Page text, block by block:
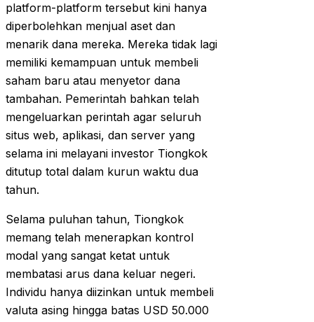
platform-platform tersebut kini hanya
diperbolehkan menjual aset dan
menarik dana mereka. Mereka tidak lagi
memiliki kemampuan untuk membeli
saham baru atau menyetor dana
tambahan. Pemerintah bahkan telah
mengeluarkan perintah agar seluruh
situs web, aplikasi, dan server yang
selama ini melayani investor Tiongkok
ditutup total dalam kurun waktu dua
tahun.
Selama puluhan tahun, Tiongkok
memang telah menerapkan kontrol
modal yang sangat ketat untuk
membatasi arus dana keluar negeri.
Individu hanya diizinkan untuk membeli
valuta asing hingga batas USD 50.000